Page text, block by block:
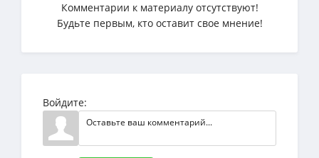
Комментарии к материалу отсутствуют!
Будьте первым, кто оставит свое мнение!
Войдите: